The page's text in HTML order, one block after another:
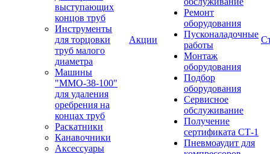
выступающих
концов труб
Инструменты
для торцовки
труб малого
диаметра
Машины
"ММО-38-100"
для удаления
оребрения на
концах труб
Раскатники
Канавочники
Аксессуары
Акции
Ремонт
оборудования
Пусконаладочные
работы
Монтаж
оборудования
Подбор
оборудования
Сервисное
обслуживание
Получение
сертификата СТ-1
Пневмоаудит для